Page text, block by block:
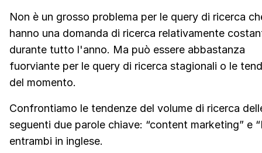
Non è un grosso problema per le query di ricerca
hanno una domanda di ricerca relativamente
durante tutto l'anno. Ma può essere abbastanza
fuorviante per le query di ricerca stagionali o le
del momento.
Confrontiamo le tendenze del volume di ricerca
seguenti due parole chiave: “content marketing” e
entrambi in inglese.